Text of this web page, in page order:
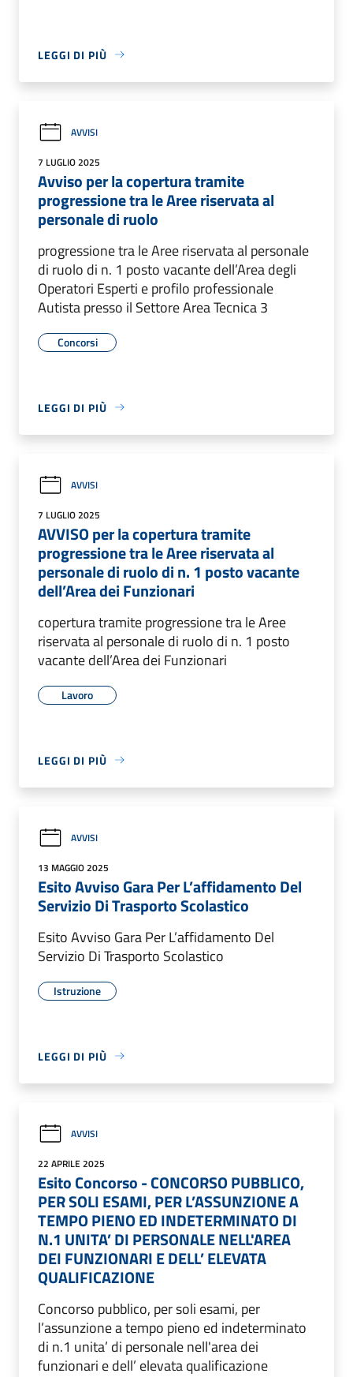
LEGGI DI PIÙ
AVVISI
7 LUGLIO 2025
Avviso per la copertura tramite
progressione tra le Aree riservata al
personale di ruolo
progressione tra le Aree riservata al personale
di ruolo di n. 1 posto vacante dell’Area degli
Operatori Esperti e profilo professionale
Autista presso il Settore Area Tecnica 3
Concorsi
LEGGI DI PIÙ
AVVISI
7 LUGLIO 2025
AVVISO per la copertura tramite
progressione tra le Aree riservata al
personale di ruolo di n. 1 posto vacante
dell’Area dei Funzionari
copertura tramite progressione tra le Aree
riservata al personale di ruolo di n. 1 posto
vacante dell’Area dei Funzionari
Lavoro
LEGGI DI PIÙ
AVVISI
13 MAGGIO 2025
Esito Avviso Gara Per L’affidamento Del
Servizio Di Trasporto Scolastico
Esito Avviso Gara Per L’affidamento Del
Servizio Di Trasporto Scolastico
Istruzione
LEGGI DI PIÙ
AVVISI
22 APRILE 2025
Esito Concorso - CONCORSO PUBBLICO,
PER SOLI ESAMI, PER L’ASSUNZIONE A
TEMPO PIENO ED INDETERMINATO DI
N.1 UNITA’ DI PERSONALE NELL'AREA
DEI FUNZIONARI E DELL’ ELEVATA
QUALIFICAZIONE
Concorso pubblico, per soli esami, per
l’assunzione a tempo pieno ed indeterminato
di n.1 unita’ di personale nell'area dei
funzionari e dell’ elevata qualificazione